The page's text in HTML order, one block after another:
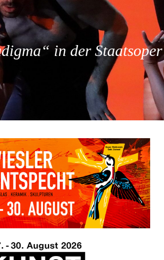
in der Staatsoper